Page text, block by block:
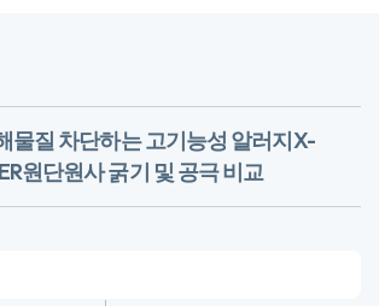
물질 차단하는 고기능성 알러지X-
원단​원사 굵기 및 공극 비교